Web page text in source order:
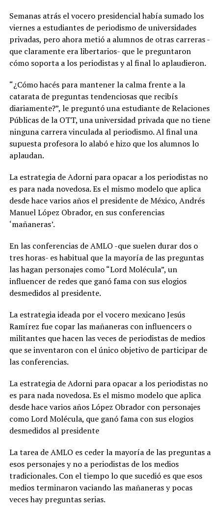
Semanas atrás el vocero presidencial había sumado los
viernes a estudiantes de periodismo de universidades
privadas, pero ahora metió a alumnos de otras carreras -
que claramente era libertarios- que le preguntaron
cómo soporta a los periodistas y al final lo aplaudieron.
“¿Cómo hacés para mantener la calma frente a la
catarata de preguntas tendenciosas que recibís
diariamente?”, le preguntó una estudiante de Relaciones
Públicas de la OTT, una universidad privada que no tiene
ninguna carrera vinculada al periodismo. Al final una
supuesta profesora lo alabó e hizo que los alumnos lo
aplaudan.
La estrategia de Adorni para opacar a los periodistas no
es para nada novedosa. Es el mismo modelo que aplica
desde hace varios años el presidente de México, Andrés
Manuel López Obrador, en sus conferencias
‘mañaneras’.
En las conferencias de AMLO -que suelen durar dos o
tres horas- es habitual que la mayoría de las preguntas
las hagan personajes como “Lord Molécula”, un
influencer de redes que ganó fama con sus elogios
desmedidos al presidente.
La estrategia ideada por el vocero mexicano Jesús
Ramírez fue copar las mañaneras con influencers o
militantes que hacen las veces de periodistas de medios
que se inventaron con el único objetivo de participar de
las conferencias.
La estrategia de Adorni para opacar a los periodistas no
es para nada novedosa. Es el mismo modelo que aplica
desde hace varios años López Obrador con personajes
como Lord Molécula, que ganó fama con sus elogios
desmedidos al presidente
La tarea de AMLO es ceder la mayoría de las preguntas a
esos personajes y no a periodistas de los medios
tradicionales. Con el tiempo lo que sucedió es que esos
medios terminaron vaciando las mañaneras y pocas
veces hay preguntas serias.